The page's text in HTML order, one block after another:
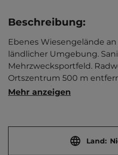
Beschreibung:
Ebenes Wiesengelände
ländlicher Umgebung.
Mehrzwecksportfeld.
Ortszentrum 500 m
Touristen-/Dauerstellplätze
Mehr anzeigen
Land: